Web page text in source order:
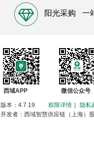
阳光采购 一
微信公众号
西域APP
版本：4.7.19 权限详情
隐私
开发者：西域智慧供应链（上海）